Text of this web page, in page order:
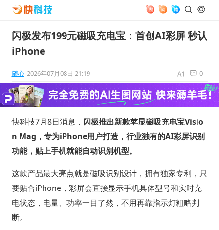
闪极发布199元磁吸充电宝：首创AI彩屏 秒认
iPhone
随心 2026年07月08日 21:19 0
快科技7月8日消息， 闪极推出新款苹显磁吸充电宝Visio
n Mag，专为iPhone用户打造，行业独有的AI彩屏识别
功能，贴上手机就能自动识别机型。
这款产品最大亮点就是磁吸识别设计，拥有独家专利，只
要贴合iPhone，彩屏会直接显示手机具体型号和实时充
电状态，电量、功率一目了然，不用再靠指示灯粗略判
断。